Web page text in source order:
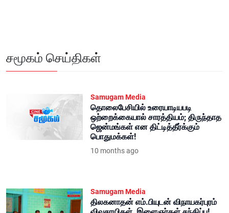
சமூகம் செய்திகள்
Samugam Media
தொலைபேசியில் உரையாடியபடி
ஒற்றைக்கையால் சாரத்தியம்; திருந்தாத
ஜென்மங்கள் என திட்டித்தீர்க்கும்
பொதுமக்கள்!
10 months ago
Samugam Media
திலகனாதன் எம்.பியுடன் விநாயகர்புரம்